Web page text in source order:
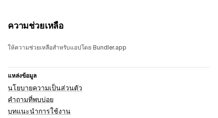
ความช่วยเหลือ
ให้ความช่วยเหลือสำหรับแอปโดย Bundler.app
แหล่งข้อมูล
นโยบายความเป็นส่วนตัว
คำถามที่พบบ่อย
บทแนะนำการใช้งาน